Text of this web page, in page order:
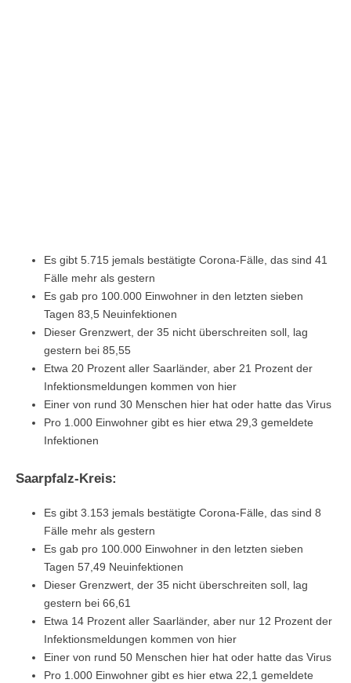
Es gibt 5.715 jemals bestätigte Corona-Fälle, das sind 41
Fälle mehr als gestern
Es gab pro 100.000 Einwohner in den letzten sieben
Tagen 83,5 Neuinfektionen
Dieser Grenzwert, der 35 nicht überschreiten soll, lag
gestern bei 85,55
Etwa 20 Prozent aller Saarländer, aber 21 Prozent der
Infektionsmeldungen kommen von hier
Einer von rund 30 Menschen hier hat oder hatte das Virus
Pro 1.000 Einwohner gibt es hier etwa 29,3 gemeldete
Infektionen
Saarpfalz-Kreis:
Es gibt 3.153 jemals bestätigte Corona-Fälle, das sind 8
Fälle mehr als gestern
Es gab pro 100.000 Einwohner in den letzten sieben
Tagen 57,49 Neuinfektionen
Dieser Grenzwert, der 35 nicht überschreiten soll, lag
gestern bei 66,61
Etwa 14 Prozent aller Saarländer, aber nur 12 Prozent der
Infektionsmeldungen kommen von hier
Einer von rund 50 Menschen hier hat oder hatte das Virus
Pro 1.000 Einwohner gibt es hier etwa 22,1 gemeldete